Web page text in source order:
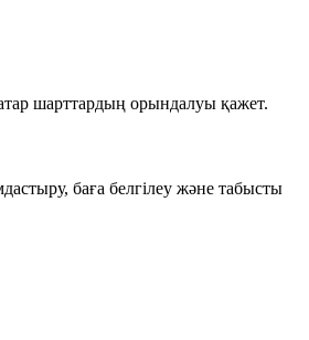
шарттардың орындалуы қажет.
баға белгілеу және табысты